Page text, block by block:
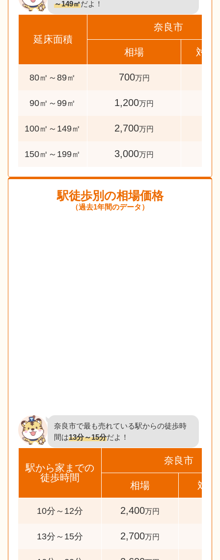
～149㎡だよ！
延床面積
奈良市
相場 対象
80㎡～89㎡ 700万円
90㎡～99㎡ 1,200万円
100㎡～149㎡ 2,700万円
150㎡～199㎡ 3,000万円
駅徒歩別の相場価格
（過去1年間のデータ）
奈良市で最も売れている駅からの徒歩時
間は13分～15分だよ！
駅から家までの
徒歩時間
奈良市
相場 対象
10分～12分 2,400万円
13分～15分 2,700万円